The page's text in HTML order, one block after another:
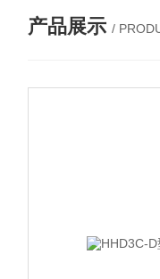
产品展示 /